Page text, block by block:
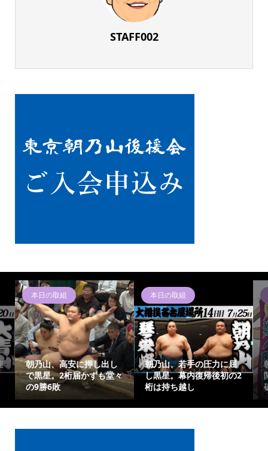
STAFF002
本日の取組
朝乃山、高安に押し出し
で黒星。2桁届かずも堂々
の9勝6敗
本日の取組
朝乃山、若手の圧力に屈
し黒星。幕内復帰後初の2
桁は持ち越し